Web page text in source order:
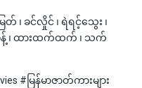
တ် ၊ ခင်လှိုင် ၊ ရဲရင့်သွေး ၊
အိခန့် ၊ ထားထက်ထက် ၊ သက်
#မြန်မာဇာတ်ကားများ